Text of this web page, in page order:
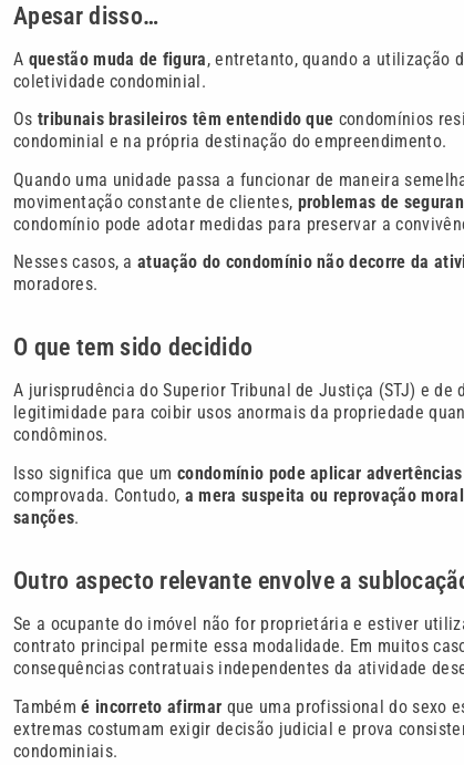
Apesar disso…
A questão muda de figura, entretanto, quando a utilização
coletividade condominial.
Os tribunais brasileiros têm entendido que condomínios
condominial e na própria destinação do empreendimento.
Quando uma unidade passa a funcionar de maneira
movimentação constante de clientes, problemas de
condomínio pode adotar medidas para preservar a
Nesses casos, aatuação do condomínio não decorre da
moradores.
O que tem sido decidido
A jurisprudência do Superior Tribunal de Justiça (STJ) e
legitimidade para coibir usos anormais da propriedade
condôminos.
Isso significa que umcondomínio pode aplicar
comprovada. Contudo, a mera suspeita ou reprovação
sanções.
Outro aspecto relevante envolve a
Se a ocupante do imóvel não for proprietária e estiver
contrato principal permite essa modalidade. Em muitos
consequências contratuais independentes da atividade
Tambémé incorreto afirmar que uma profissional do sexo
extremas costumam exigir decisão judicial e prova
condominiais.